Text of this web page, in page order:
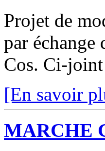
Projet de
par échange
Cos. Ci-
[En savoir
MARCHE